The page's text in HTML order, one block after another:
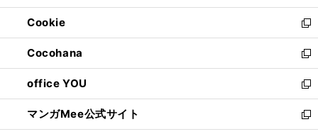
開
く
ウ
で
開
く
ン
ド
ウ
で
開
く
ウ
ィ
ン
ド
ウ
で
開
く
Cookie
新
し
い
ウ
ィ
ン
ド
ウ
Cocohana
新
し
い
ウ
ィ
ン
office YOU
新
し
い
ウ
マンガMee公式サイト
新